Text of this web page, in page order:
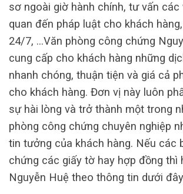
sơ ngoài giờ hành chính, tư vấn các
quan đến pháp luật cho khách
24/7, …Văn phòng công chứng
cung cấp cho khách hàng những
nhanh chóng, thuận tiện và giá cả
cho khách hàng. Đơn vị này luôn
sự hài lòng và trở thành một trong
phòng công chứng chuyên nghiệp
tin tưởng của khách hàng. Nếu các
chứng các giấy tờ hay hợp đồng thì
Nguyễn Huệ theo thông tin dưới